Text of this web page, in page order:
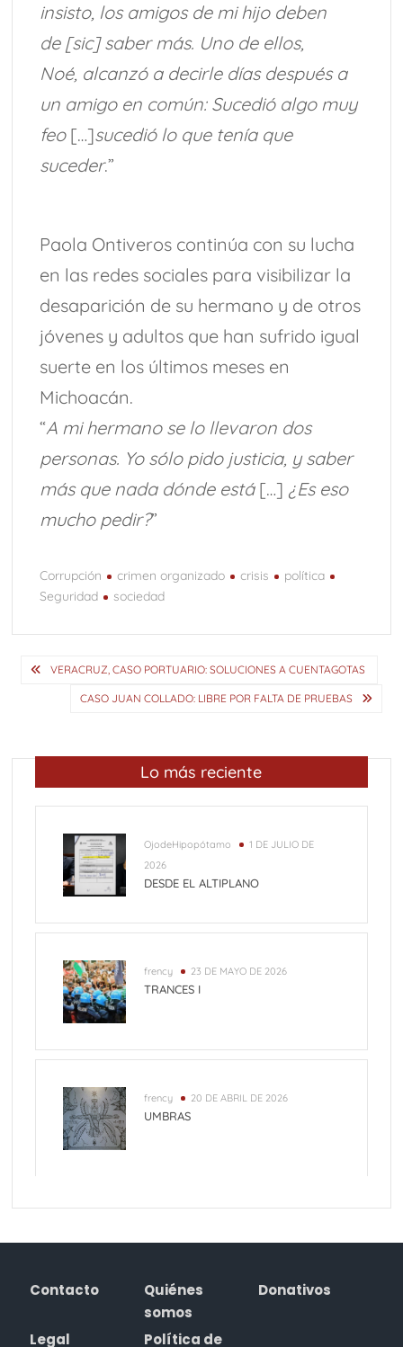
insisto, los amigos de mi hijo deben
de [sic] saber más. Uno de ellos,
Noé, alcanzó a decirle días después a
un amigo en común: Sucedió algo muy
feo[…]sucedió lo que tenía que
suceder.”
Paola Ontiveros continúa con su lucha
en las redes sociales para visibilizar la
desaparición de su hermano y de otros
jóvenes y adultos que han sufrido igual
suerte en los últimos meses en
Michoacán.
“A mi hermano se lo llevaron dos
personas. Yo sólo pido justicia, y saber
más que nada dónde está[…] ¿Es eso
mucho pedir?”
Corrupción crimen organizado crisis
política
Seguridad
sociedad
Navegación
VERACRUZ, CASO PORTUARIO: SOLUCIONES A CUENTAGOTAS
CASO JUAN COLLADO: LIBRE POR FALTA DE PRUEBAS
Lo más reciente
OjodeHipopótamo
1 DE JULIO DE
2026
DESDE EL ALTIPLANO
frency 23 DE MAYO DE 2026
TRANCES I
frency 20 DE ABRIL DE 2026
UMBRAS
Contacto
Quiénes
somos
Donativos
Legal Política de